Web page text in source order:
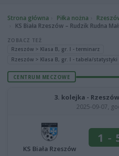
Strona główna Piłka nożna
KS Biała Rzeszów – Rudzik Rudna
ZOBACZ TEŻ
Rzeszów > Klasa B, gr. I - terminarz
Rzeszów > Klasa B, gr. I - tabela/statystyki
CENTRUM MECZOWE
3. kolejka -
2025-09-07,
KS Biała Rzeszów
1 -